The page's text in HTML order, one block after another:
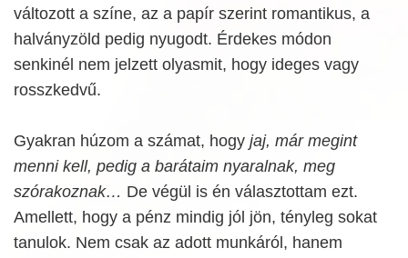
változott a színe, az a papír szerint romantikus, a
halványzöld pedig nyugodt. Érdekes módon
senkinél nem jelzett olyasmit, hogy ideges vagy
rosszkedvű.
Gyakran húzom a számat, hogy jaj, már megint
menni kell, pedig a barátaim nyaralnak, meg
szórakoznak… De végül is én választottam ezt.
Amellett, hogy a pénz mindig jól jön, tényleg sokat
tanulok. Nem csak az adott munkáról, hanem